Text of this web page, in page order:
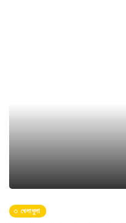
খেলাধুলা